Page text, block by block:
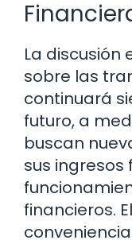
La discusión
sobre las
continuará
futuro, a
buscan
sus ingresos
financieros.